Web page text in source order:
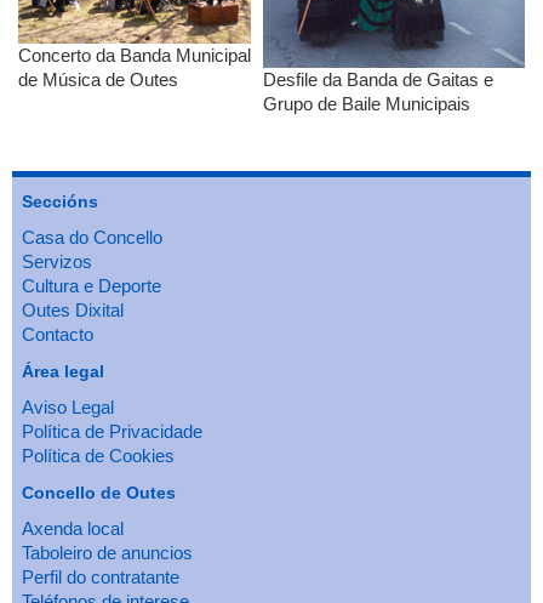
Concerto da Banda Municipal
de Música de Outes
Desfile da Banda de Gaitas e
Grupo de Baile Municipais
Seccións
Casa do Concello
Servizos
Cultura e Deporte
Outes Dixital
Contacto
Área legal
Aviso Legal
Política de Privacidade
Política de Cookies
Concello de Outes
Axenda local
Taboleiro de anuncios
Perfil do contratante